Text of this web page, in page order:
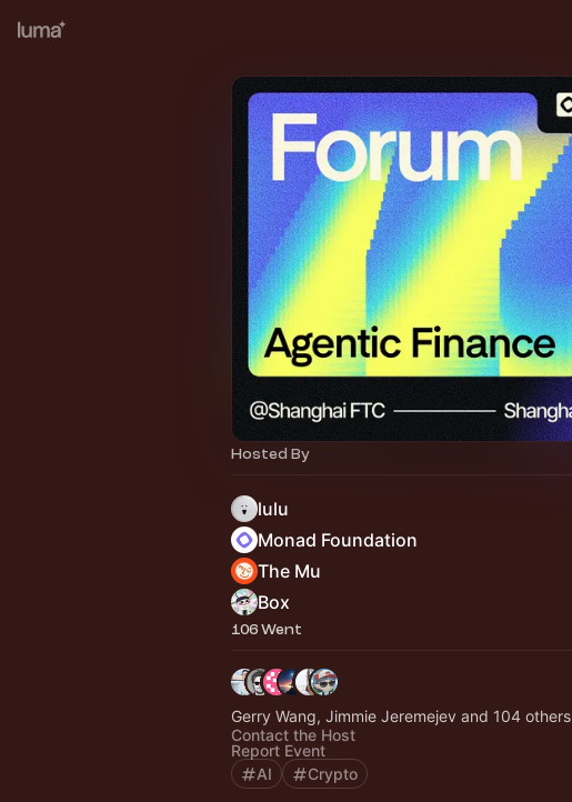
Hosted By
lulu
Monad Foundation
The Mu
Box
106 Went
Gerry Wang, Jimmie Jeremejev and 104 others
Contact the Host
Report Event
AI
Crypto